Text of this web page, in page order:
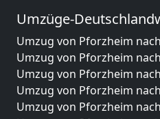
Umzüge-
Umzug von Pforzheim
Umzug von Pforzheim
Umzug von Pforzheim
Umzug von Pforzheim
Umzug von Pforzheim